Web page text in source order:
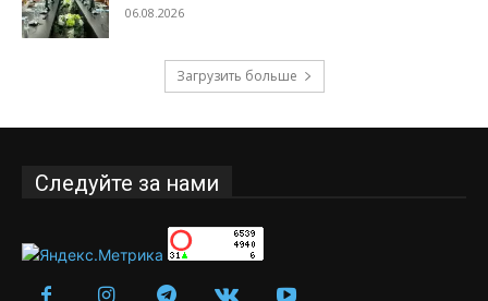
06.08.2026
Загрузить больше
Следуйте за нами